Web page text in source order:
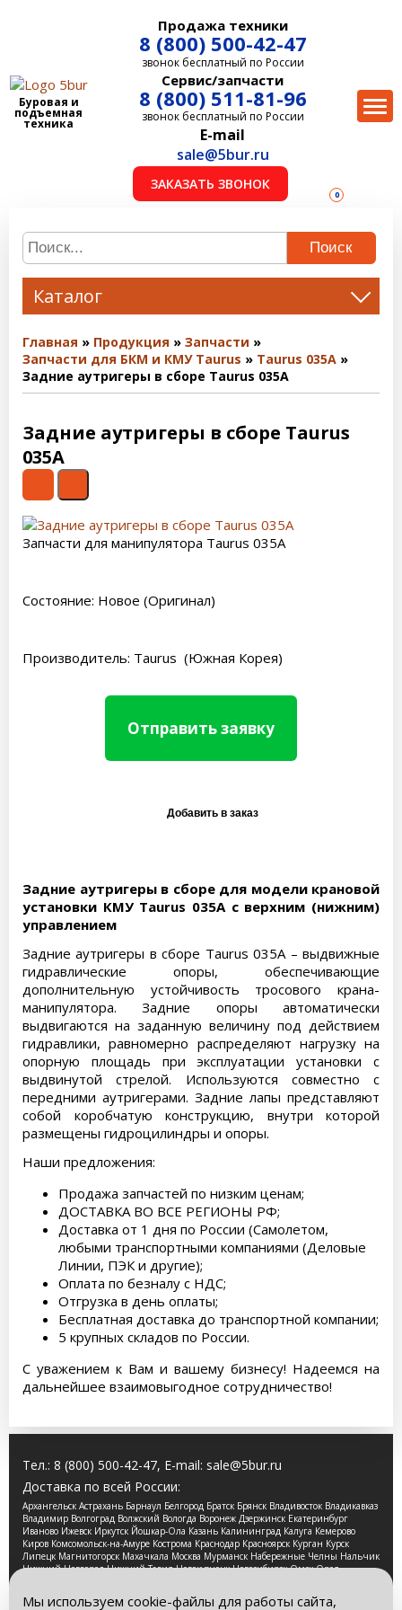
Буровая и
подъемная
техника
Продажа техники
8 (800) 500-42-47
звонок бесплатный по России
Сервис/запчасти
8 (800) 511-81-96
звонок бесплатный по России
E-mail
sale@5bur.ru
ЗАКАЗАТЬ ЗВОНОК
0
Поиск
Каталог
Главная Продукция
Запчасти
Запчасти для БКМ и КМУ Taurus
Taurus 035A
Задние аутригеры в сборе Taurus 035A
Задние аутригеры в сборе Taurus
035A
Запчасти для манипулятора Taurus 035A
Состояние: Новое (Оригинал)
Производитель: Taurus (Южная Корея)
Отправить заявку
Задние аутригеры в сборе для модели крановой
установки КМУ Taurus 035A с верхним (нижним)
управлением
Задние аутригеры в сборе Taurus 035A – выдвижные
гидравлические опоры, обеспечивающие
дополнительную устойчивость тросового крана-
манипулятора. Задние опоры автоматически
выдвигаются на заданную величину под действием
гидравлики, равномерно распределяют нагрузку на
опорную площадь при эксплуатации установки с
выдвинутой стрелой. Используются совместно с
передними аутригерами. Задние лапы представляют
собой коробчатую конструкцию, внутри которой
размещены гидроцилиндры и опоры.
Наши предложения:
Продажа запчастей по низким ценам;
ДОСТАВКА ВО ВСЕ РЕГИОНЫ РФ;
Доставка от 1 дня по России (Самолетом,
любыми транспортными компаниями (Деловые
Линии, ПЭК и другие);
Оплата по безналу с НДС;
Отгрузка в день оплаты;
Бесплатная доставка до транспортной компании;
5 крупных складов по России.
С уважением к Вам и вашему бизнесу! Надеемся на
дальнейшее взаимовыгодное сотрудничество!
Тел.: 8 (800) 500-42-47, E-mail: sale@5bur.ru
Доставка по всей России:
Архангельск Астрахань Барнаул Белгород Братск Брянск Владивосток Владикавказ
Владимир Волгоград Волжский Вологда Воронеж Дзержинск Екатеринбург
Иваново Ижевск Иркутск Йошкар-Ола Казань Калининград Калуга Кемерово
Киров Комсомольск-на-Амуре Кострома Краснодар Красноярск Курган Курск
Липецк Магнитогорск Махачкала Москва Мурманск Набережные Челны Нальчик
Нижний Новгород Нижний Тагил Новокузнецк Новосибирск Омск Орел
Санкт-Петербург Саранск Саратов Смоленск Сочи Ставрополь Стерлитамак
Сургут Таганрог Тамбов Тверь Томск Тула Тюмень Улан-Удэ Ульяновск Уфа
Мы используем cookie-файлы для работы сайта,